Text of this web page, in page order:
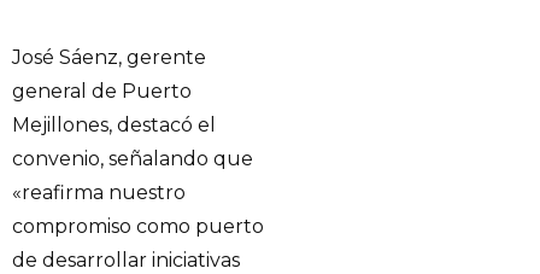
José Sáenz, gerente
general de Puerto
Mejillones, destacó el
convenio, señalando que
«reafirma nuestro
compromiso como puerto
de desarrollar iniciativas